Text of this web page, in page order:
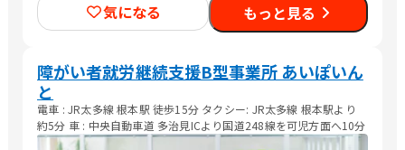
気になる もっと見る
障がい者就労継続支援B型事業所 あいぽいん
と
電車 : JR太多線 根本駅 徒歩15分 タクシー: JR太多線 根本駅より
約5分 車 : 中央自動車道 多治見ICより国道248線を可児方面へ10分